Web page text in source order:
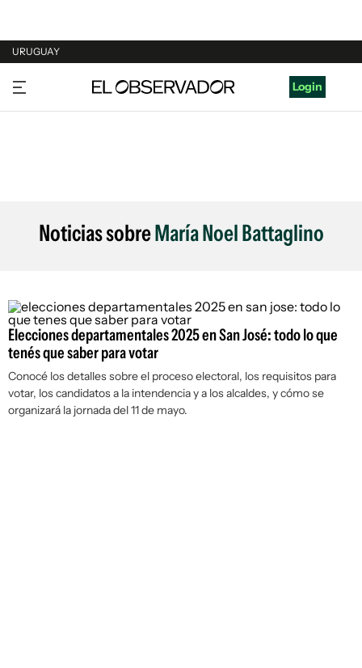
URUGUAY
URUGUAY
ARGENTINA
Login
Noticias sobreMaría Noel Battaglino
Elecciones departamentales 2025 en San José: todo lo que
tenés que saber para votar
Conocé los detalles sobre el proceso electoral, los requisitos para
votar, los candidatos a la intendencia y a los alcaldes, y cómo se
organizará la jornada del 11 de mayo.